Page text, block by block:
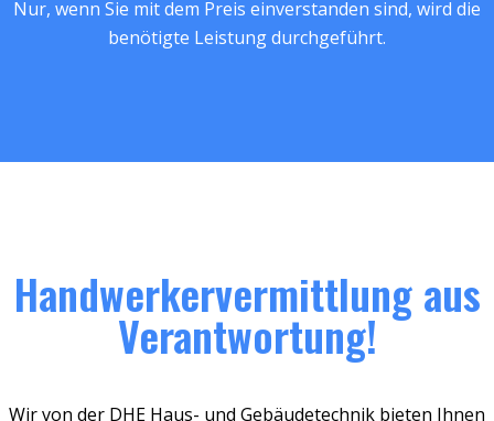
Nur, wenn Sie mit dem Preis einverstanden sind, wird die
benötigte Leistung durchgeführt.
Handwerkervermittlung aus
Verantwortung!
Wir von der DHE Haus- und Gebäudetechnik bieten Ihnen